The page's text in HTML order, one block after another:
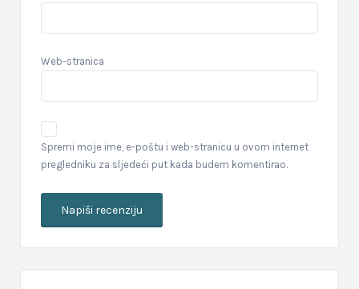
Web-stranica
Spremi moje ime, e-poštu i web-stranicu u ovom internet
pregledniku za sljedeći put kada budem komentirao.